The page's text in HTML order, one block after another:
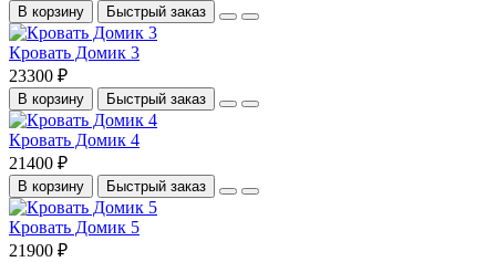
В корзину Быстрый заказ
Кровать Домик 3
23300 ₽
В корзину Быстрый заказ
Кровать Домик 4
21400 ₽
В корзину Быстрый заказ
Кровать Домик 5
21900 ₽